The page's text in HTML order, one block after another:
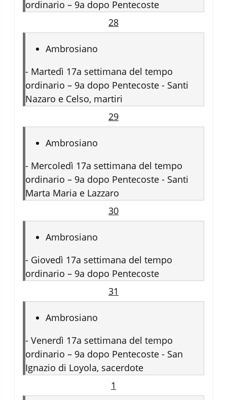
ordinario – 9a dopo Pentecoste
28
Ambrosiano
- Martedì 17a settimana del tempo
ordinario – 9a dopo Pentecoste - Santi
Nazaro e Celso, martiri
29
Ambrosiano
- Mercoledì 17a settimana del tempo
ordinario – 9a dopo Pentecoste - Santi
Marta Maria e Lazzaro
30
Ambrosiano
- Giovedì 17a settimana del tempo
ordinario – 9a dopo Pentecoste
31
Ambrosiano
- Venerdì 17a settimana del tempo
ordinario – 9a dopo Pentecoste - San
Ignazio di Loyola, sacerdote
1